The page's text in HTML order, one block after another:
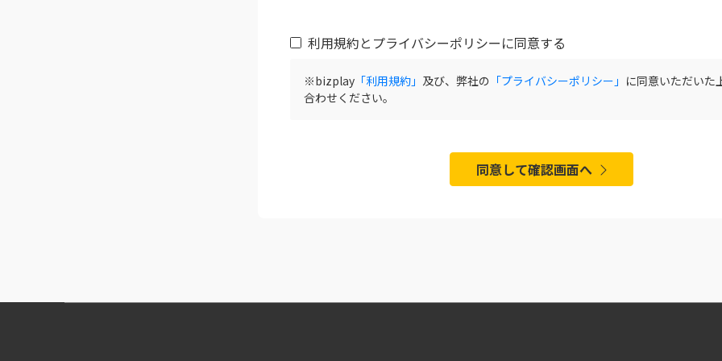
利用規約とプライバシーポリシーに同意する
※bizplay 「利用規約」 及び、弊社の 「プライバシーポリシー」 に同意いただいた
合わせください。
同意して確認画面へ